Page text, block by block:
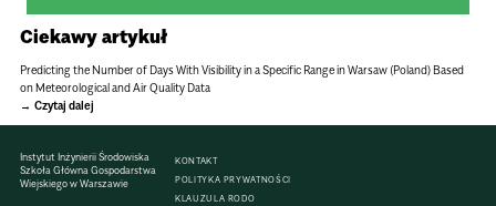
Ciekawy artykuł
Predicting the Number of Days With Visibility in a Specific Range in Warsaw (Poland) Based
on Meteorological and Air Quality Data
Czytaj dalej
Instytut Inżynierii Środowiska
Szkoła Główna Gospodarstwa
Wiejskiego w Warszawie
KONTAKT
POLITYKA PRYWATNOŚCI
KLAUZULA RODO